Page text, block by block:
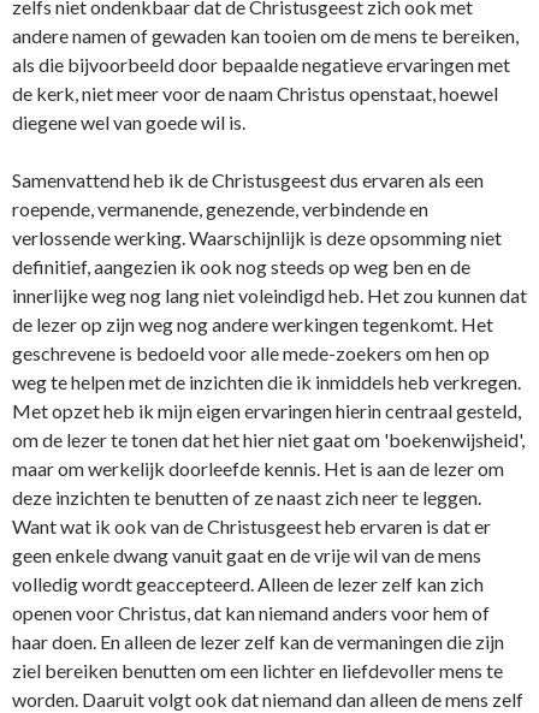
zelfs niet o­ndenkbaar dat de Christusgeest zich ook met
andere namen of gewaden kan tooien om de mens te bereiken,
als die bijvoorbeeld door bepaalde negatieve ervaringen met
de kerk, niet meer voor de naam Christus openstaat, hoewel
diegene wel van goede wil is.
Samenvattend heb ik de Christusgeest dus ervaren als een
roepende, vermanende, genezende, verbindende en
verlossende werking. Waarschijnlijk is deze opsomming niet
definitief, aangezien ik ook nog steeds op weg ben en de
innerlijke weg nog lang niet voleindigd heb. Het zou kunnen dat
de lezer op zijn weg nog andere werkingen tegenkomt. Het
geschrevene is bedoeld voor alle mede-zoekers om hen op
weg te helpen met de inzichten die ik inmiddels heb verkregen.
Met opzet heb ik mijn eigen ervaringen hierin centraal gesteld,
om de lezer te tonen dat het hier niet gaat om 'boekenwijsheid',
maar om werkelijk doorleefde kennis. Het is aan de lezer om
deze inzichten te benutten of ze naast zich neer te leggen.
Want wat ik ook van de Christusgeest heb ervaren is dat er
geen enkele dwang vanuit gaat en de vrije wil van de mens
volledig wordt geaccepteerd. Alleen de lezer zelf kan zich
openen voor Christus, dat kan niemand anders voor hem of
haar doen. En alleen de lezer zelf kan de vermaningen die zijn
ziel bereiken benutten om een lichter en liefdevoller mens te
worden. Daaruit volgt ook dat niemand dan alleen de mens zelf